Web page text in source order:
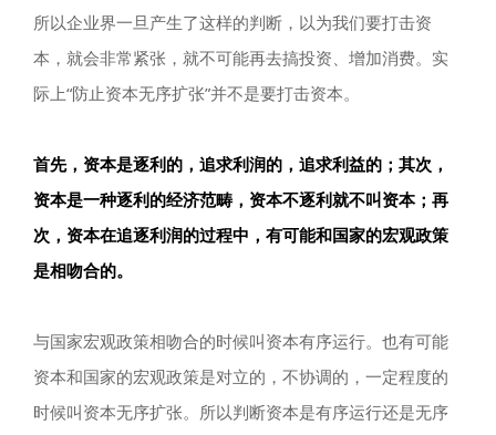
所以企业界一旦产生了这样的判断，以为我们要打击资
本，就会非常紧张，就不可能再去搞投资、增加消费。实
际上“防止资本无序扩张”并不是要打击资本。
首先，资本是逐利的，追求利润的，追求利益的；其次，
资本是一种逐利的经济范畴，资本不逐利就不叫资本；再
次，资本在追逐利润的过程中，有可能和国家的宏观政策
是相吻合的。
与国家宏观政策相吻合的时候叫资本有序运行。也有可能
资本和国家的宏观政策是对立的，不协调的，一定程度的
时候叫资本无序扩张。所以判断资本是有序运行还是无序